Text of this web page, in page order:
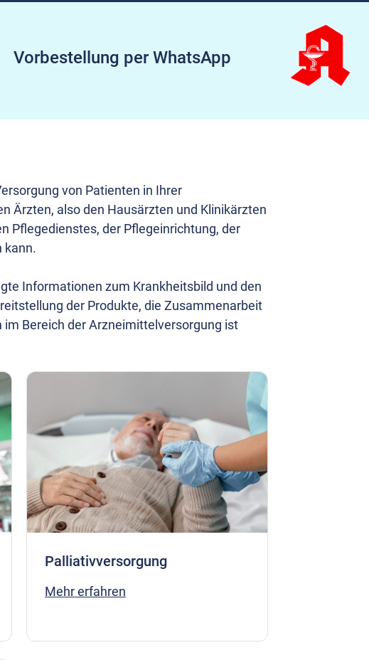
Vorbestellung per WhatsApp
von Patienten in Ihrer
Ärzten, also den Hausärzten und Klinikärzten
Pflegedienstes, der Pflegeinrichtung, der
kann.
Informationen zum Krankheitsbild und den
der Produkte, die Zusammenarbeit
Bereich der Arzneimittelversorgung ist
Palliativversorgung
Mehr erfahren